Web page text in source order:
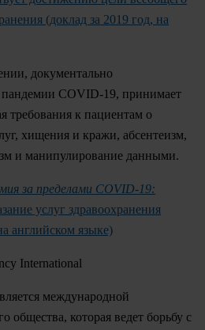
(доклад за 2019 год, на
документально
пандемии COVID-19, принимает
требования к пациентам о
хищения и кражи, абсентеизм,
и манипулирование данными.
за пределами COVID-19:
услуг здравоохранения
английском языке)
International
международной
общества, которая ведет борьбу с